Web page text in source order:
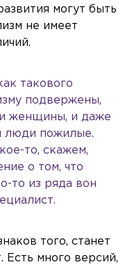
могут быть
не имеет
такового
подвержены,
женщины, и даже
люди пожилые.
то, скажем,
о том, что
то из ряда вон
того, станет
Есть много версий,